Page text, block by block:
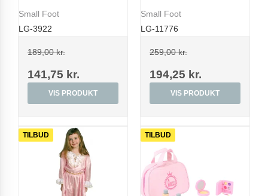
Small Foot
LG-3922
189,00 kr.
141,75 kr.
VIS PRODUKT
Small Foot
LG-11776
259,00 kr.
194,25 kr.
VIS PRODUKT
TILBUD TILBUD